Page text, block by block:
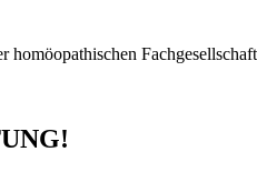
homöopathischen